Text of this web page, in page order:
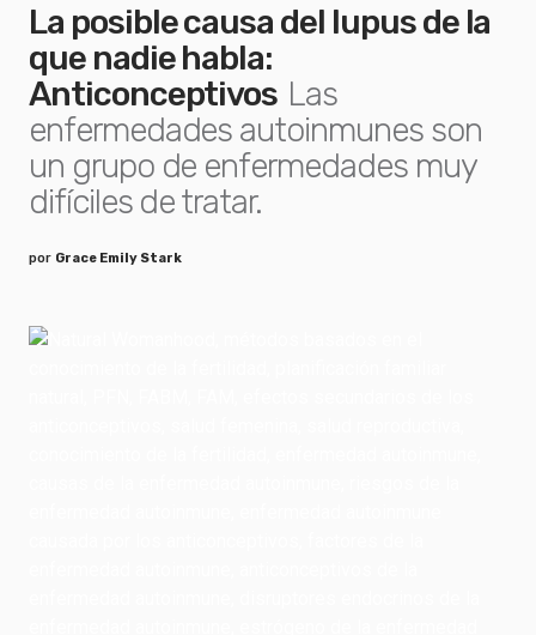
La posible causa del lupus de la
que nadie habla:
Anticonceptivos Las
enfermedades autoinmunes son
un grupo de enfermedades muy
difíciles de tratar.
por Grace Emily Stark